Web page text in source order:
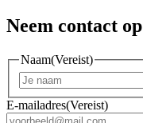
Neem contact op
Naam(Vereist)
E-mailadres(Vereist)